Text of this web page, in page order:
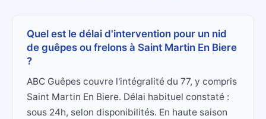
Quel est le délai d'intervention pour un nid
de guêpes ou frelons à Saint Martin En Biere
?
ABC Guêpes couvre l'intégralité du 77, y compris
Saint Martin En Biere. Délai habituel constaté :
sous 24h, selon disponibilités. En haute saison